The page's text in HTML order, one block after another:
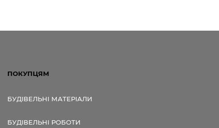
ПОКУПЦЯМ
БУДІВЕЛЬНІ МАТЕРІАЛИ
БУДІВЕЛЬНІ РОБОТИ